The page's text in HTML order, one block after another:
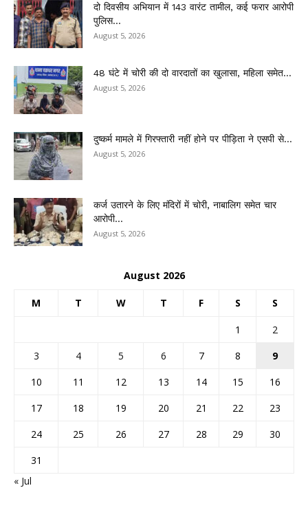
दो दिवसीय अभियान में 143 वारंट तामील, कई फरार आरोपी
पुलिस...
August 5, 2026
48 घंटे में चोरी की दो वारदातों का खुलासा, महिला समेत...
August 5, 2026
दुष्कर्म मामले में गिरफ्तारी नहीं होने पर पीड़िता ने एसपी से...
August 5, 2026
कर्ज उतारने के लिए मंदिरों में चोरी, नाबालिग समेत चार
आरोपी...
August 5, 2026
August 2026
M T W T F S S
1
2
3
4 5 6 7 8
9
10
11 12 13 14 15
16
17
18 19 20 21 22
23
24
25 26 27 28 29
30
31
« Jul